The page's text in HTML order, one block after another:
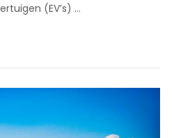
(EV’s) …